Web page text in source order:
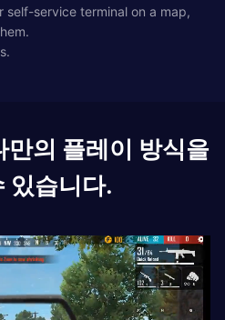
self-service terminal on a map,
만의 플레이 방식을
있습니다.